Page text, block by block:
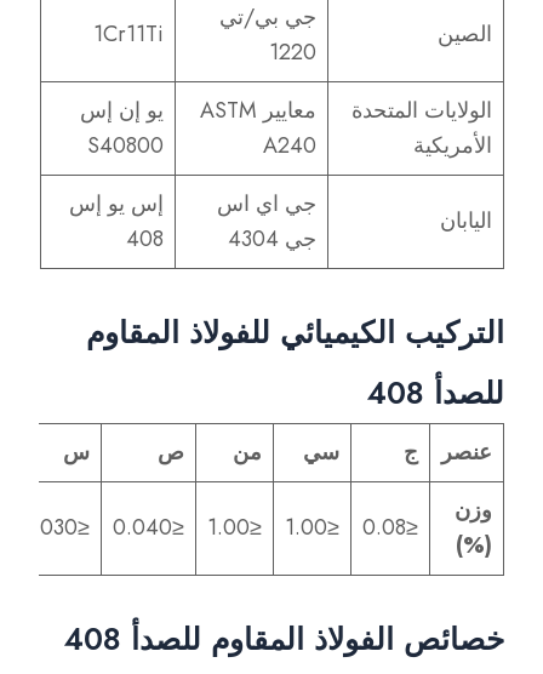
الصين
جي بي/تي
1220
1Cr11Ti
الولايات المتحدة
الأمريكية
معايير ASTM
A240
يو إن إس
S40800
اليابان
جي اي اس
جي 4304
إس يو إس
408
التركيب الكيميائي للفولاذ المقاوم
للصدأ 408
عنصر ج سي من ص
س
وزن
(%)
≤0.08
≤1.00
≤1.00
≤0.040
≤0.030
خصائص الفولاذ المقاوم للصدأ 408